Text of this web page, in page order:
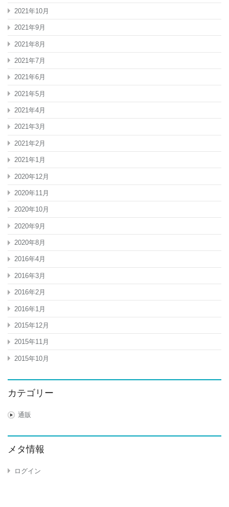
2021年10月
2021年9月
2021年8月
2021年7月
2021年6月
2021年5月
2021年4月
2021年3月
2021年2月
2021年1月
2020年12月
2020年11月
2020年10月
2020年9月
2020年8月
2016年4月
2016年3月
2016年2月
2016年1月
2015年12月
2015年11月
2015年10月
カテゴリー
通販
メタ情報
ログイン